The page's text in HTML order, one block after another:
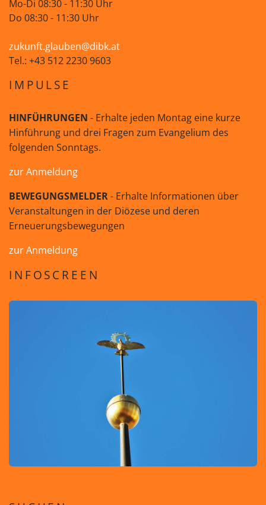
Mo-Di 08:30 - 11:30 Uhr
Do 08:30 - 11:30 Uhr
zukunft.glauben@dibk.at
Tel.: +43 512 2230 9603
IMPULSE
HINFÜHRUNGEN - Erhalte jeden Montag eine kurze
Hinführung und drei Fragen zum Evangelium des
folgenden Sonntags.
zur Anmeldung
BEWEGUNGSMELDER- Erhalte Informationen über
Veranstaltungen in der Diözese und deren
Erneuerungsbewegungen
zur Anmeldung
INFOSCREEN